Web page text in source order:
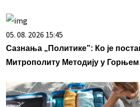
05. 08. 2026 15:45
Сазнања „Политике”: Ко је
Митрополиту Методију у